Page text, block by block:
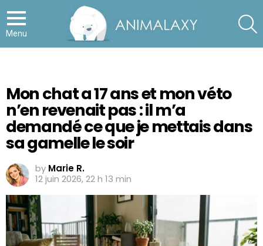
Menu
Mon chat a 17 ans et mon véto
n’en revenait pas : il m’a
demandé ce que je mettais dans
sa gamelle le soir
by Marie R.
12 juin 2026, 22 h 13 min